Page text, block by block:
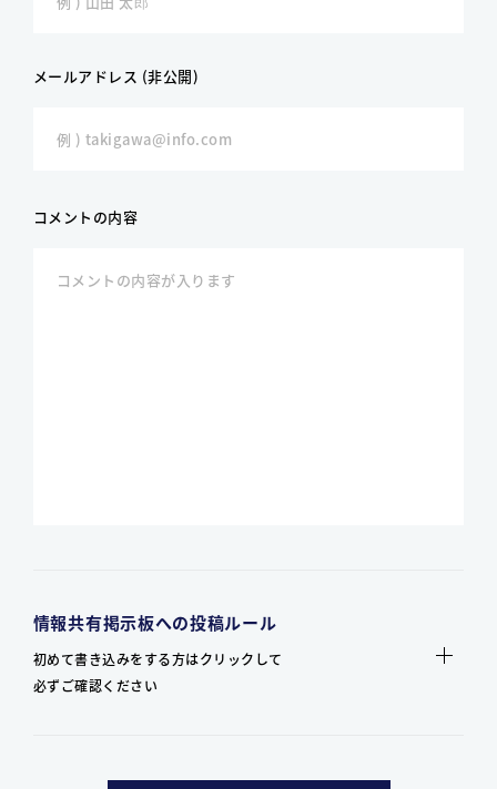
メールアドレス (非公開)
コメントの内容
情報共有掲示板への投稿ルール
初めて書き込みをする方はクリックして
必ずご確認ください